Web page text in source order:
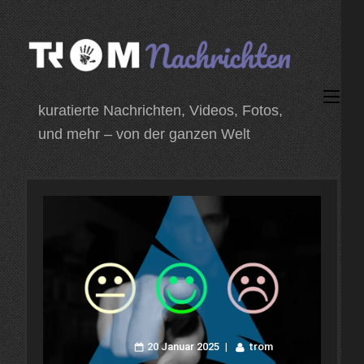
Zum
Inhalt
springen
drücken)
kuratierte Nachrichten, Videos, Fotos,
und mehr – von der ganzen Welt
20 Januar 2025 trom